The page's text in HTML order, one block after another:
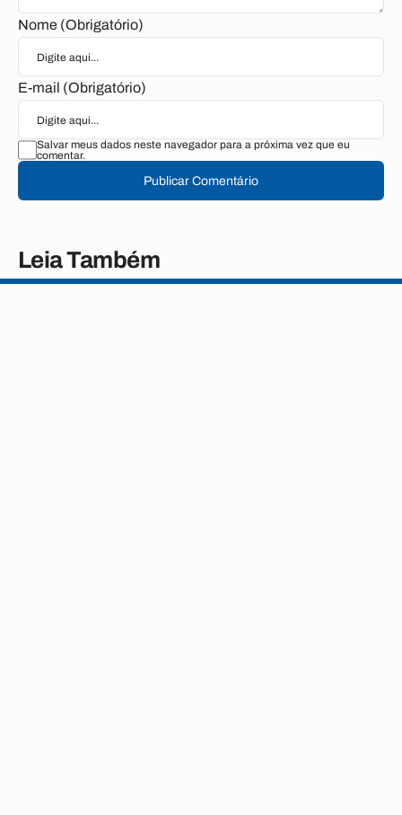
Nome (Obrigatório)
E-mail (Obrigatório)
Salvar meus dados neste navegador para a próxima vez que eu
comentar.
Publicar Comentário
Leia Também